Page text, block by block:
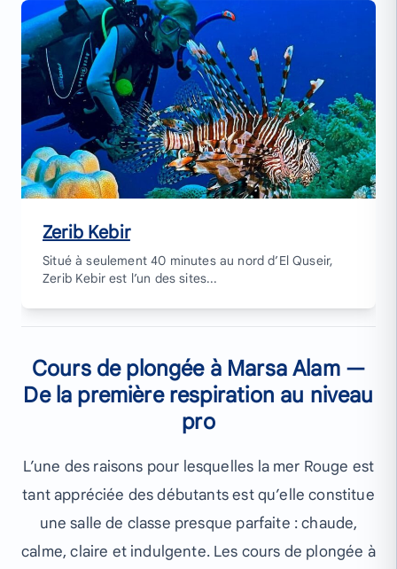
Zerib Kebir
Situé à seulement 40 minutes au nord d’El Quseir,
Zerib Kebir est l’un des sites...
Cours de plongée à Marsa Alam —
De la première respiration au niveau
pro
L’une des raisons pour lesquelles la mer Rouge est
tant appréciée des débutants est qu’elle constitue
une salle de classe presque parfaite : chaude,
calme, claire et indulgente. Les cours de plongée à